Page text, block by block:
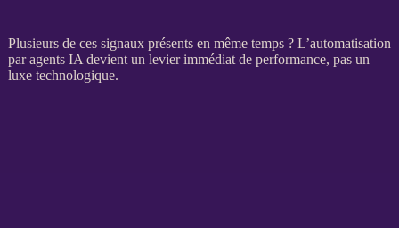
Plusieurs de ces signaux présents en même temps ? L’automatisation
paragents IA devient un levier immédiat de performance, pas un
luxe technologique.